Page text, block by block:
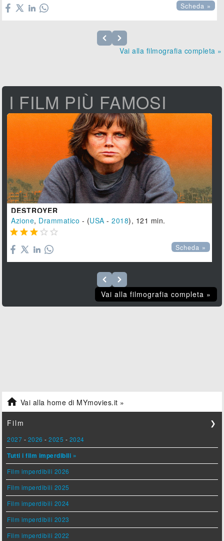
Scheda »
Vai alla filmografia completa »
I FILM PIÙ FAMOSI
DESTROYER
Azione, Drammatico - (USA -2018), 121 min.
    
Scheda »
Vai alla filmografia completa »
 Vai alla home di MYmovies.it »
Film ❯
2027 - 2026 -2025 - 2024
Tutti i film imperdibili »
Film imperdibili 2026
Film imperdibili 2025
Film imperdibili 2024
Film imperdibili 2023
Film imperdibili 2022